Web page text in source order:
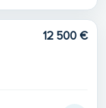
12 500 €